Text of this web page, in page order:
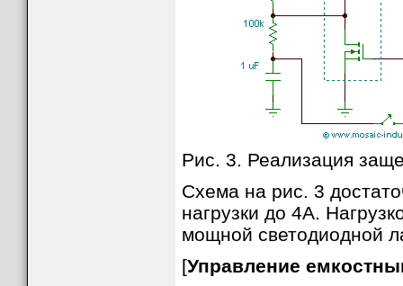
Рис. 3. Реализация
Схема на рис. 3
нагрузки до 4A.
мощной светодиодной
[Управление